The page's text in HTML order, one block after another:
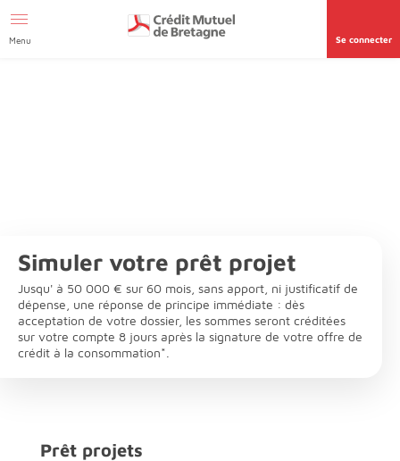
page accessibilité
Menu Se connecter
Simuler votre prêt projet
Jusqu' à 50 000 € sur 60 mois, sans apport, ni justificatif de
dépense, une réponse de principe immédiate : dès
acceptation de votre dossier, les sommes seront créditées
sur votre compte 8 jours après la signature de votre offre de
crédit à la consommation*.
Prêt projets